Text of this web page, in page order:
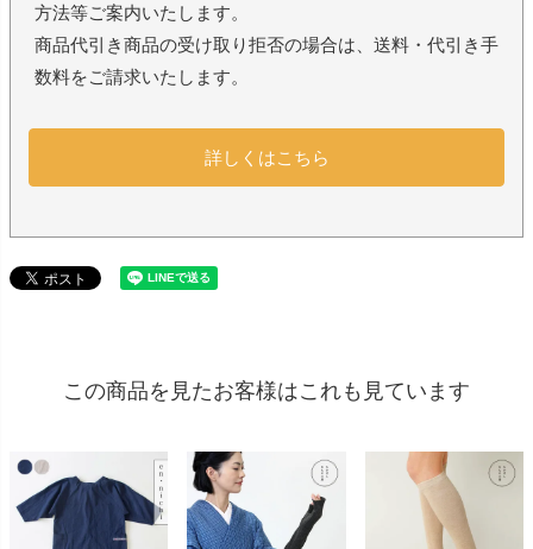
方法等ご案内いたします。
商品代引き商品の受け取り拒否の場合は、送料・代引き手
数料をご請求いたします。
詳しくはこちら
この商品を見たお客様はこれも見ています